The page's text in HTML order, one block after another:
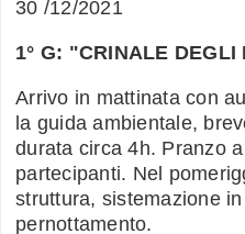
30 /12/2021
1° G: "CRINALE DEGLI
Arrivo in mattinata con
la guida ambientale,
durata circa 4h. Pranzo
partecipanti. Nel
struttura, sistemazione
pernottamento.